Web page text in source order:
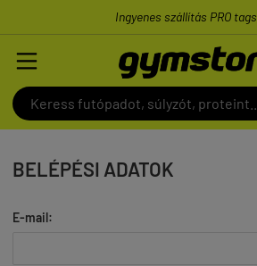
Ingyenes szállítás PRO
BELÉPÉSI ADATOK
E-mail: